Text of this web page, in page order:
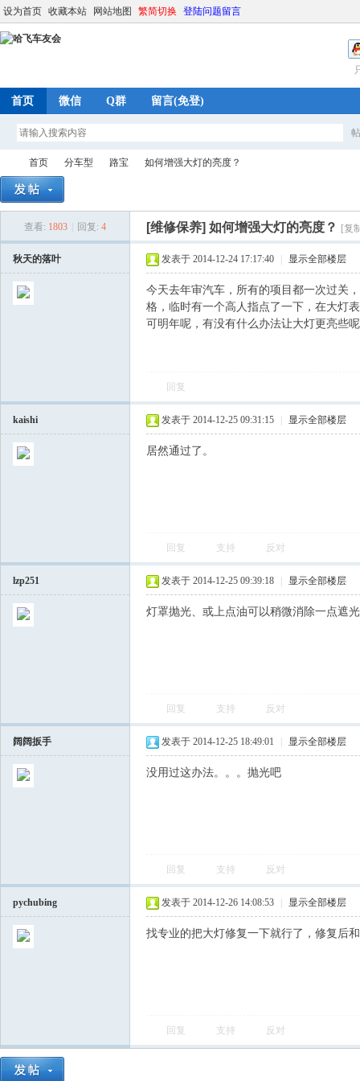
设为首页 收藏本站 网站地图 繁简切换 登陆问题留言
首页 微信 Q群 留言(免登)
首页
›
分车型
›
路宝 如何增强大灯的亮度？
查看: 1803 回复: 4 [维修保养] 如何增强大灯的亮度？ [复
秋天的落叶 发表于 2014-12-24 17:17:40 显示全部楼层
今天去年审汽车，所有的项目都一次过关
格，临时有一个高人指点了一下，在大灯
可明年呢，有没有什么办法让大灯更亮些
回复
kaishi 发表于 2014-12-25 09:31:15 显示全部楼层
居然通过了。
回复 支持 反对
lzp251 发表于 2014-12-25 09:39:18 显示全部楼层
灯罩抛光、或上点油可以稍微消除一点遮
回复 支持 反对
阔阔扳手 发表于 2014-12-25 18:49:01 显示全部楼层
没用过这办法。。。抛光吧
回复 支持 反对
pychubing 发表于 2014-12-26 14:08:53 显示全部楼层
找专业的把大灯修复一下就行了，修复后
回复 支持 反对